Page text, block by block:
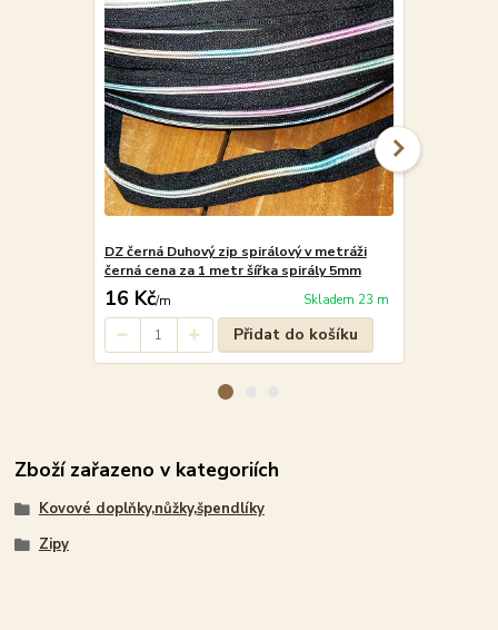
DZ černá Duhový zip spirálový v metráži
černá cena za 1 metr šířka spirály 5mm
16 Kč/m Skladem 23 m
Přidat do košíku
Zboží zařazeno v kategoriích
Kovové doplňky,nůžky,špendlíky
Zipy